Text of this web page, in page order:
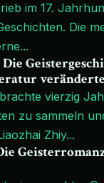
im 17.
Die
...
vierzig
zu sammeln
Zhiy...